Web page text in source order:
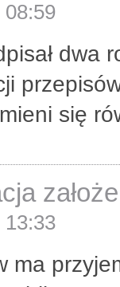
08:59
dwa
się
13:33
ma